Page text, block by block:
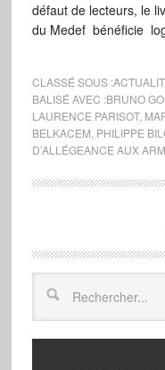
défaut de lecteurs, le
du Medef bénéficie
CLASSÉ SOUS :
BALISÉ AVEC :BRUNO
LAURENCE PARISOT,
BELKACEM PHILIPPE
D’ALLÉGEANCE AUX